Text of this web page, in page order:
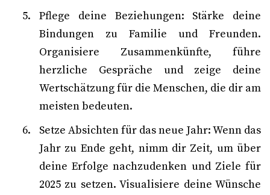
Pflege deine Beziehungen: Stärke deine
Bindungen zu Familie und Freunden.
Organisiere Zusammenkünfte, führe
herzliche Gespräche und zeige deine
Wertschätzung für die Menschen, die dir am
meisten bedeuten.
Setze Absichten für das neue Jahr: Wenn das
Jahr zu Ende geht, nimm dir Zeit, um über
deine Erfolge nachzudenken und Ziele für
2025 zu setzen. Visualisiere deine Wünsche